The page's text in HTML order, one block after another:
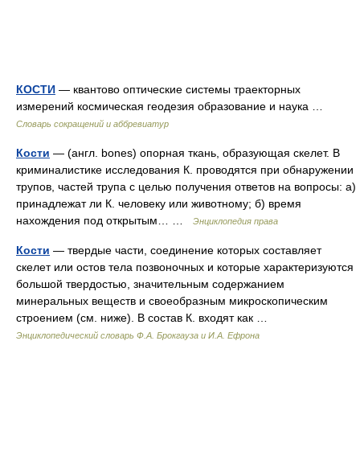
КОСТИ — квантово оптические системы траекторных
измерений космическая геодезия образование и наука …
Словарь сокращений и аббревиатур
Кости — (англ. bones) опорная ткань, образующая скелет. В
криминалистике исследования К. проводятся при обнаружении
трупов, частей трупа с целью получения ответов на вопросы: а)
принадлежат ли К. человеку или животному; б) время
нахождения под открытым… …
Энциклопедия права
Кости — твердые части, соединение которых составляет
скелет или остов тела позвоночных и которые характеризуются
большой твердостью, значительным содержанием
минеральных веществ и своеобразным микроскопическим
строением (см. ниже). В состав К. входят как …
Энциклопедический словарь Ф.А. Брокгауза и И.А. Ефрона